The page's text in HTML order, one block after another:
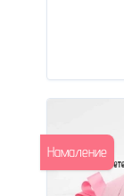
Намаление